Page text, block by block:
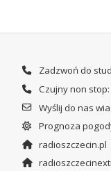
Zadzwoń do
Czujny non
Wyślij do nas
Prognoza
radioszczecin.pl